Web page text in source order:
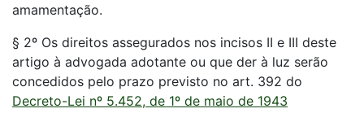
amamentação.
§ 2º Os direitos assegurados nos incisos II e III deste
artigo à advogada adotante ou que der à luz serão
concedidos pelo prazo previsto no art. 392 do
Decreto-Lei nº 5.452, de 1º de maio de 1943